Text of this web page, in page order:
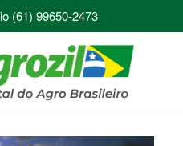
(61) 99650-2473